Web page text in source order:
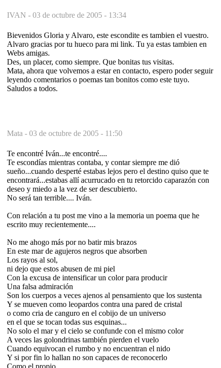
IVAN - 03 de octubre de 2005 - 13:34
Bievenidos Gloria y Alvaro, este escondite es tambien el vuestro.
Alvaro gracias por tu hueco para mi link. Tu ya estas tambien en
Webs amigas.
Des, un placer, como siempre. Que bonitas tus visitas.
Mata, ahora que volvemos a estar en contacto, espero poder seguir
leyendo comentarios o poemas tan bonitos como este tuyo.
Saludos a todos.
Mata - 03 de octubre de 2005 - 11:50
Te encontré Iván...te encontré....
Te escondías mientras contaba, y contar siempre me dió
sueño...cuando desperté estabas lejos pero el destino quiso que te
encontrará...estabas allí acurrucado en tu retorcido caparazón con
deseo y miedo a la vez de ser descubierto.
No será tan terrible.... Iván.
Con relación a tu post me vino a la memoria un poema que he
escrito muy recientemente....
No me ahogo más por no batir mis brazos
En este mar de agujeros negros que absorben
Los rayos al sol,
ni dejo que estos abusen de mi piel
Con la excusa de intensificar un color para producir
Una falsa admiración
Son los cuerpos a veces ajenos al pensamiento que los sustenta
Y se mueven como leopardos contra una pared de cristal
o como cria de canguro en el cobijo de un universo
en el que se tocan todas sus esquinas...
No solo el mar y el cielo se confunde con el mismo color
A veces las golondrinas también pierden el vuelo
Cuando equivocan el rumbo y no encuentran el nido
Y si por fin lo hallan no son capaces de reconocerlo
Como el propio